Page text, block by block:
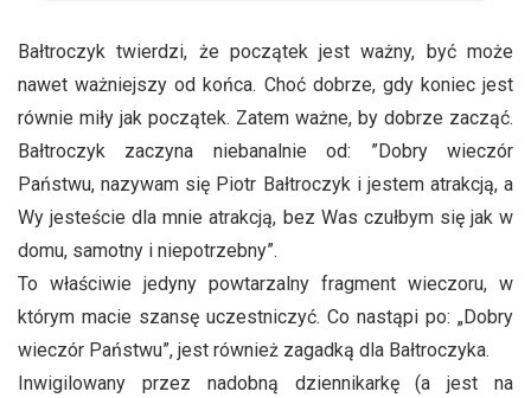
Bałtroczyk twierdzi, że początek jest ważny, być może
nawet ważniejszy od końca. Choć dobrze, gdy koniec jest
równie miły jak początek. Zatem ważne, by dobrze zacząć.
Bałtroczyk zaczyna niebanalnie od: ”Dobry wieczór
Państwu, nazywam się Piotr Bałtroczyk i jestem atrakcją, a
Wy jesteście dla mnie atrakcją, bez Was czułbym się jak w
domu, samotny i niepotrzebny”.
To właściwie jedyny powtarzalny fragment wieczoru, w
którym macie szansę uczestniczyć. Co nastąpi po: „Dobry
wieczór Państwu”, jest również zagadką dla Bałtroczyka.
Inwigilowany przez nadobną dziennikarkę (a jest na